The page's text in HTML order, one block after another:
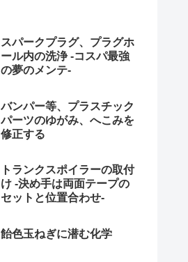
スパークプラグ、プラグホ
ール内の洗浄 -コスパ最強
の夢のメンテ-
バンパー等、プラスチック
パーツのゆがみ、へこみを
修正する
トランクスポイラーの取付
け -決め手は両面テープの
セットと位置合わせ-
飴色玉ねぎに潜む化学